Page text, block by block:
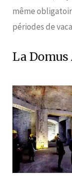
même
périodes de
La Domus